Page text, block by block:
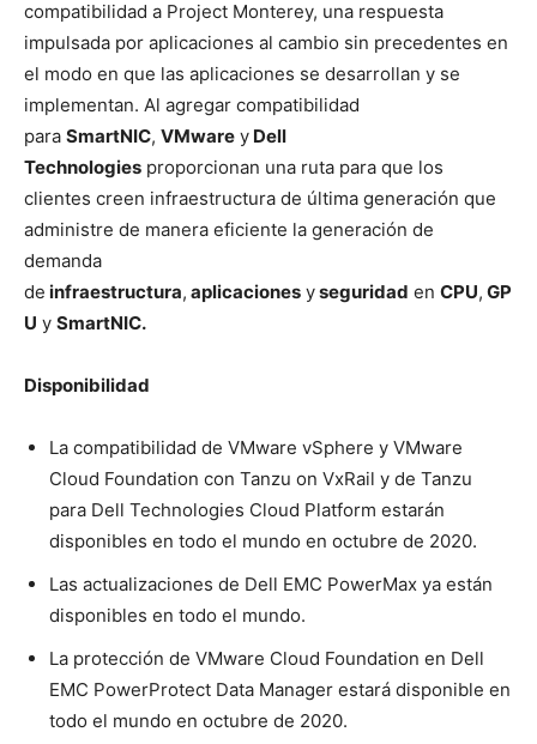
compatibilidad a Project Monterey, una respuesta
impulsada por aplicaciones al cambio sin precedentes en
el modo en que las aplicaciones se desarrollan y se
implementan. Al agregar compatibilidad
para SmartNIC, VMware y Dell
Technologies proporcionan una ruta para que los
clientes creen infraestructura de última generación que
administre de manera eficiente la generación de
demanda
de infraestructura, aplicaciones yseguridad en CPU, GP
U y SmartNIC.
Disponibilidad
La compatibilidad de VMware vSphere y VMware
Cloud Foundation con Tanzu on VxRail y de Tanzu
para Dell Technologies Cloud Platform estarán
disponibles en todo el mundo en octubre de 2020.
Las actualizaciones de Dell EMC PowerMax ya están
disponibles en todo el mundo.
La protección de VMware Cloud Foundation en Dell
EMC PowerProtect Data Manager estará disponible en
todo el mundo en octubre de 2020.